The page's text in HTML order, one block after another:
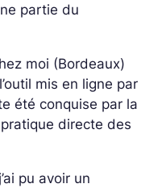
partie du
moi (Bordeaux)
mis en ligne par
été conquise par la
directe des
pu avoir un